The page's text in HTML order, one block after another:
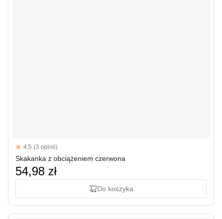
Reviews
4.5 out of 5 stars
4.5 (3 opinii)
Skakanka z obciążeniem czerwona
54,98 zł
Do koszyka